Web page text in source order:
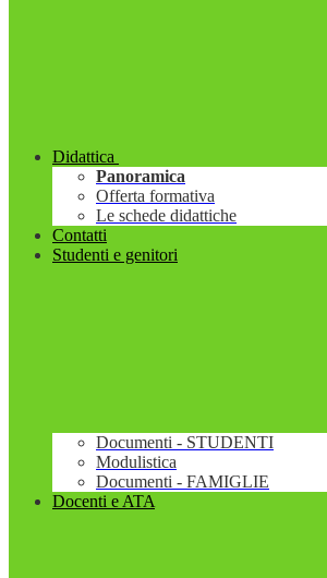
Didattica
Panoramica
Offerta formativa
Le schede didattiche
Contatti
Studenti e genitori
Documenti - STUDENTI
Modulistica
Documenti - FAMIGLIE
Docenti e ATA